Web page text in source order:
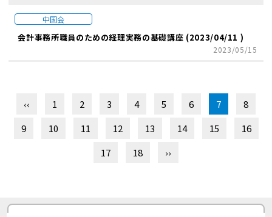
中国会
会計事務所職員のための経理実務の基礎講座 (2023/04/11 )
2023/05/15
‹‹ 1 2 3 4 5 6 7
8
9
10 11 12 13 14 15
16
17
18 ››